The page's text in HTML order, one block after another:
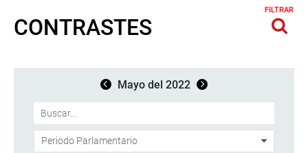
CONTRASTES
FILTRAR
Mayo del 2022